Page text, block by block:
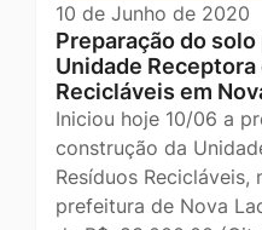
10 de Junho de 2020
Preparação do
Unidade Receptora
Recicláveis em
Iniciou hoje 10/06 a
construção da
Resíduos
prefeitura de Nova